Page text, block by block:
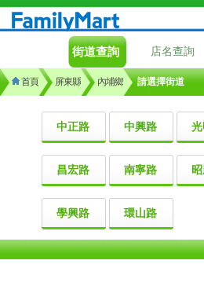
街道查詢 店名查詢
首頁 屏東縣 內埔鄉 請選擇街道
中正路 中興路
昌宏路 南寧路
學興路 環山路